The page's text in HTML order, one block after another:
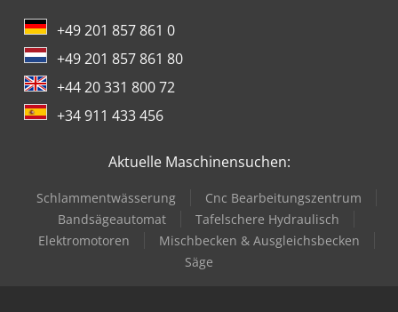
+49 201 857 861 0
+49 201 857 861 80
+44 20 331 800 72
+34 911 433 456
Aktuelle Maschinensuchen:
Schlammentwässerung
Cnc Bearbeitungszentrum
Bandsägeautomat
Tafelschere Hydraulisch
Elektromotoren
Mischbecken & Ausgleichsbecken
Säge